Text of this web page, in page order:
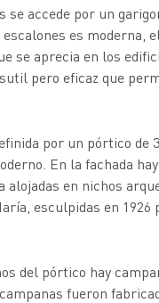
se accede por un
es moderna,
se aprecia en los
pero eficaz que
por un pórtico de
En la fachada
alojadas en nichos
esculpidas en
del pórtico hay
fueron